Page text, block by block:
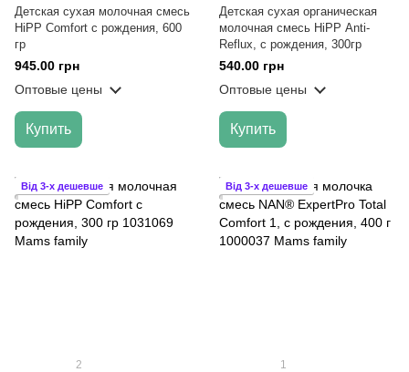
Детская сухая молочная смесь
HiPP Comfort с рождения, 600
гр
945.00 грн
Оптовые цены
Купить
Детская сухая органическая
молочная смесь НіРР Anti-
Reflux, с рождения, 300гр
540.00 грн
Оптовые цены
Купить
Від 3-х дешевше
2
Від 3-х дешевше
1